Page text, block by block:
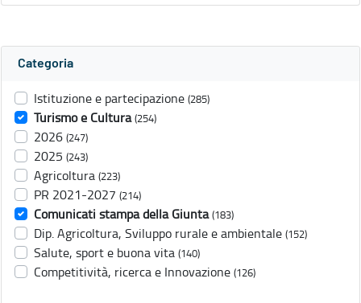
Categoria
Istituzione e partecipazione (285)
Turismo e Cultura (254)
2026 (247)
2025 (243)
Agricoltura (223)
PR 2021-2027 (214)
Comunicati stampa della Giunta (183)
Dip. Agricoltura, Sviluppo rurale e ambientale (152)
Salute, sport e buona vita (140)
Competitività, ricerca e Innovazione (126)